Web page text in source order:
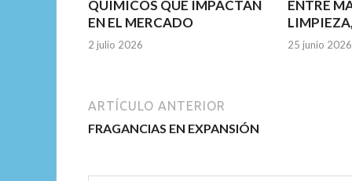
QUÍMICOS QUE IMPACTAN
EN EL MERCADO
2 julio 2026
ENTRE
25 junio 2026
ARTÍCULO ANTERIOR
FRAGANCIAS EN EXPANSIÓN